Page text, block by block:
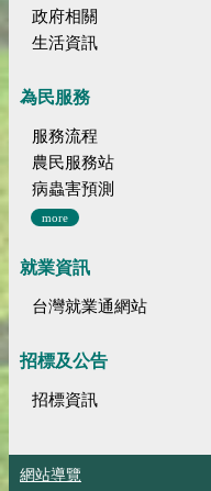
政府相關
生活資訊
為民服務
服務流程
農民服務站
病蟲害預測
more
就業資訊
台灣就業通網站
招標及公告
招標資訊
網站導覽